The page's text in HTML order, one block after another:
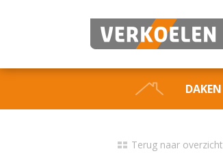
DAKEN
Terug naar overzicht